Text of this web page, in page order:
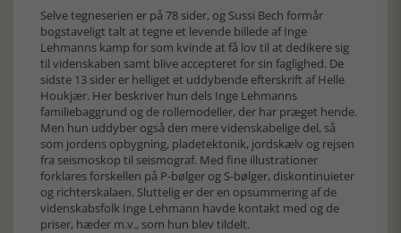
Selve tegneserien er på 78 sider, og Sussi Bech formår
bogstaveligt talt at tegne et levende billede af Inge
Lehmanns kamp for som kvinde at få lov til at dedikere sig
til videnskaben samt blive accepteret for sin faglighed. De
sidste 13 sider er helliget et uddybende efterskrift af Helle
Houkjær. Her beskriver hun dels Inge Lehmanns
familiebaggrund og de rollemodeller, der har præget hende.
Men hun uddyber også den mere videnskabelige del, så
som jordens opbygning, pladetektonik, jordskælv og rejsen
fra seismoskop til seismograf. Med fine illustrationer
forklares forskellen på P-bølger og S-bølger, diskontinuieter
og richterskalaen. Sluttelig er der en opsummering af de
videnskabsfolk Inge Lehmann havde kontakt med og de
priser, hæder m.v., som hun blev tildelt.